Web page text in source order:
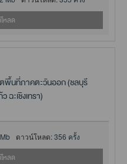
หลด
พื้นที่ภาคตะวันออก (ชลบุรี
ฉะเชิงเทรา)
ดาวน์โหลด:356 ครั้ง
หลด